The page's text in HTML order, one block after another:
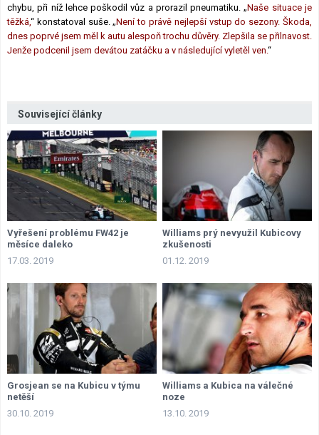
chybu, při níž lehce poškodil vůz a prorazil pneumatiku. „Naše situace je
těžká,“ konstatoval suše. „Není to právě nejlepší vstup do sezony. Škoda,
dnes poprvé jsem měl k autu alespoň trochu důvěry. Zlepšila se přilnavost.
Jenže podcenil jsem devátou zatáčku a v následující vyletěl ven.“
Související články
Vyřešení problému FW42 je
měsíce daleko
17.03. 2019
Williams prý nevyužil Kubicovy
zkušenosti
01.12. 2019
Grosjean se na Kubicu v týmu
netěší
30.10. 2019
Williams a Kubica na válečné
noze
13.10. 2019